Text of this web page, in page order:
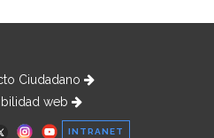
Ciudadano
web
INTRANET